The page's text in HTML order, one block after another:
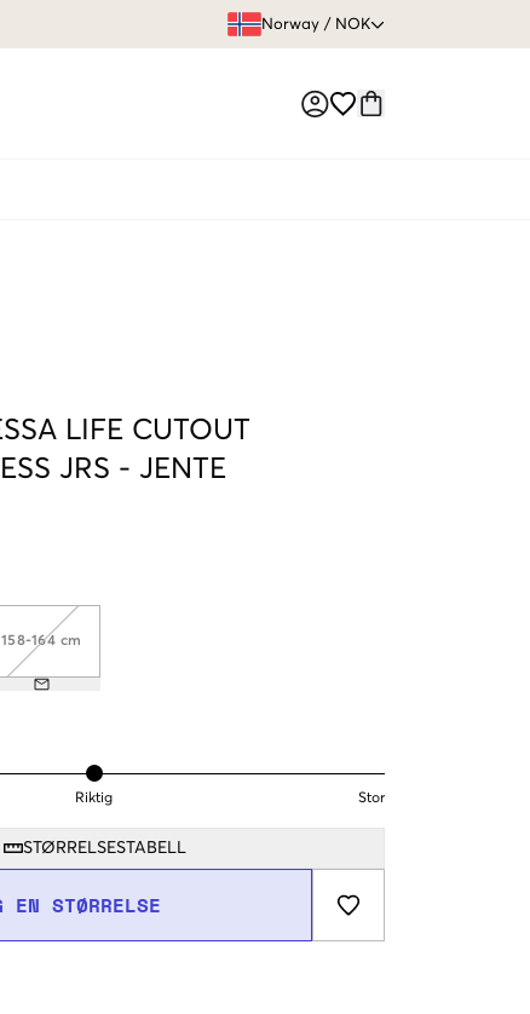
Norway / NOK
LIFE CUTOUT
JRS - JENTE
158-164 cm
Riktig Stor
STØRRELSESTABELL
EN STØRRELSE